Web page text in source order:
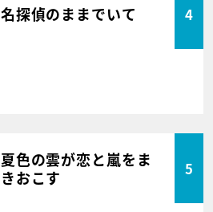
名探偵のままでいて 4
夏色の雲が恋と嵐をま
きおこす
5